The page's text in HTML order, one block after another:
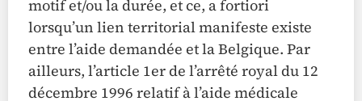
motif et/ou la durée, et ce, a fortiori
lorsqu’un lien territorial manifeste existe
entre l’aide demandée et la Belgique. Par
ailleurs, l’article 1er de l’arrêté royal du 12
décembre 1996 relatif à l’aide médicale